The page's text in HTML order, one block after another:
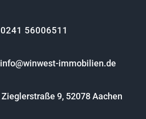
0241 56006511
info@winwest-immobilien.de
Zieglerstraße 9, 52078 Aachen